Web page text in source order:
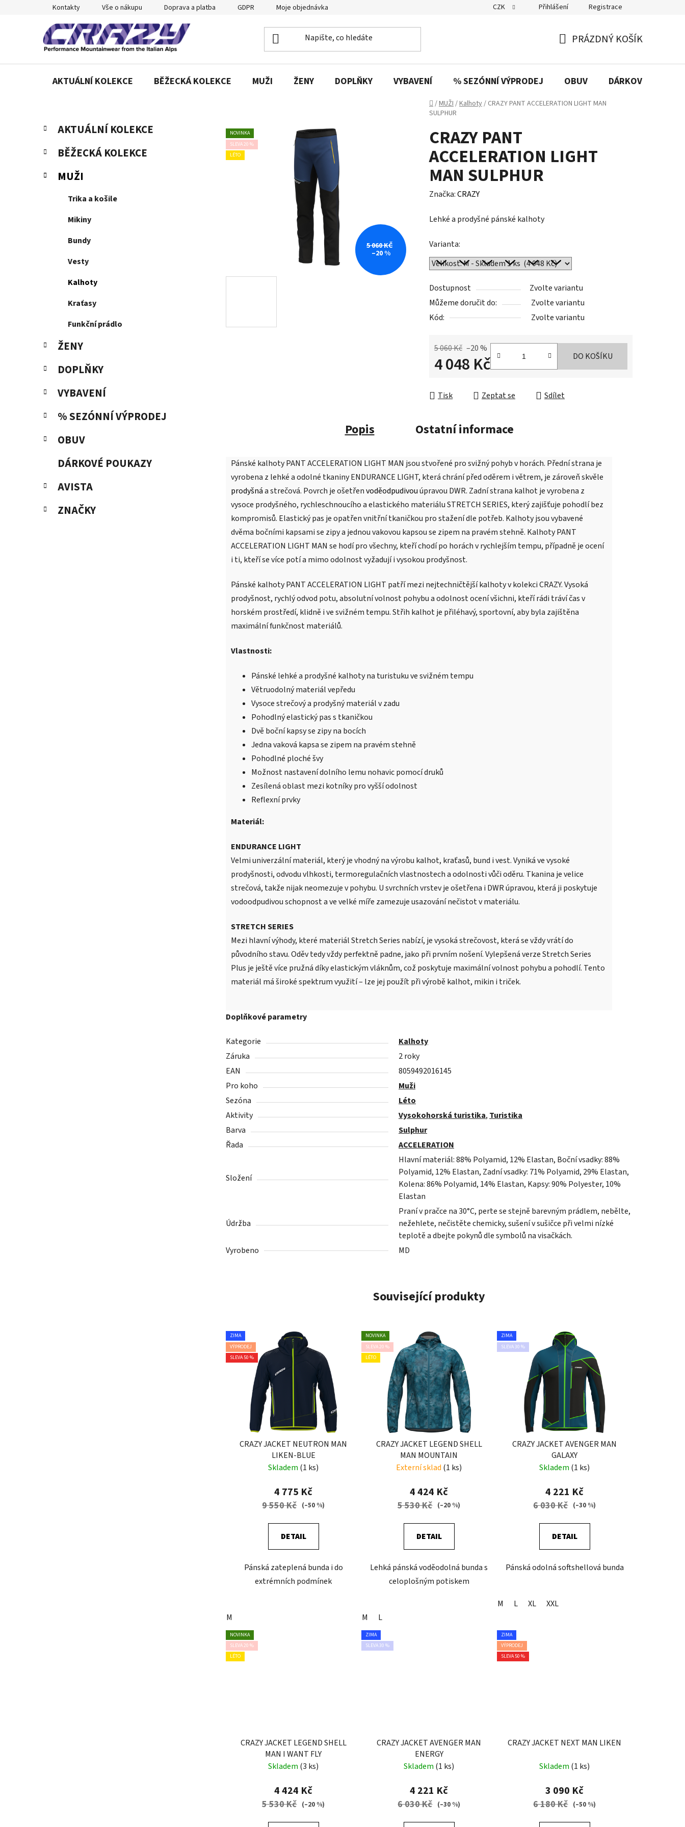
Kontakty Vše o nákupu Doprava a platba GDPR Moje objednávka CZK Přihlášení Registrace
KOŠÍK
PRÁZDNÝ KOŠÍK
AKTUÁLNÍ KOLEKCE BĚŽECKÁ KOLEKCE MUŽI ŽENY DOPLŇKY VYBAVENÍ % SEZÓNNÍ VÝPRODEJ OBUV DÁRKOVÉ
Domů
/MUŽI/Kalhoty/ CRAZY PANT ACCELERATION LIGHT MAN
SULPHUR
P
s
r
Přeskočit
kategorie
K
a
t
e
o
AKTUÁLNÍ KOLEKCE
BĚŽECKÁ KOLEKCE
MUŽI
Trika a košile
Mikiny
Bundy
Vesty
Kalhoty
Kraťasy
Funkční prádlo
ŽENY
DOPLŇKY
VYBAVENÍ
% SEZÓNNÍ VÝPRODEJ
OBUV
DÁRKOVÉ POUKAZY
AVISTA
ZNAČKY
CRAZY PANT
ACCELERATION LIGHT
MAN SULPHUR
Značka:CRAZY
Lehké a prodyšné pánské kalhoty
Varianta:
Dostupnost
Zvolte variantu
Můžeme doručit do:
Zvolte variantu
Kód:
Zvolte variantu
5 060 Kč –20 %
4 048 Kč DO KOŠÍKU
Tisk Zeptat se Sdílet
NOVINKA
SLEVA 20 %
LÉTO
5 060 KČ
–20 %
Popis Ostatní informace
Pánské kalhoty PANT ACCELERATION LIGHT MAN jsou stvořené pro svižný pohyb v horách. Přední strana je
vyrobena z lehké a odolné tkaniny ENDURANCE LIGHT, která chrání před oděrem i větrem, je zároveň skvěle
prodyšnáa strečová. Povrch je ošetřenvoděodpudivouúpravou DWR. Zadní strana kalhot je vyrobena z
vysoce prodyšného, rychleschnoucího a elastického materiálu STRETCH SERIES, který zajišťuje pohodlí bez
kompromisů. Elastický pas je opatřen vnitřní tkaničkou pro stažení dle potřeb. Kalhoty jsou vybavené
dvěma bočními kapsami se zipy a jednou vakovou kapsou se zipem na pravém stehně. Kalhoty PANT
ACCELERATION LIGHT MAN se hodí pro všechny, kteří chodí po horách v rychlejším tempu, případně je ocení
i ti, kteří se více potí a mimo odolnost vyžadují i vysokou prodyšnost.
Pánské kalhoty PANT ACCELERATION LIGHT patří mezi nejtechničtější kalhoty v kolekci CRAZY. Vysoká
prodyšnost, rychlý odvod potu, absolutní volnost pohybu a odolnost ocení všichni, kteří rádi tráví čas v
horském prostředí, klidně i ve svižném tempu. Střih kalhot je přiléhavý, sportovní, aby byla zajištěna
maximální funkčnost materiálů.
Vlastnosti:
Pánské lehké a prodyšné kalhoty na turistuku ve svižném tempu
Větruodolný materiál vepředu
Vysoce strečový a prodyšný materiál v zadu
Pohodlný elastický pas s tkaničkou
Dvě boční kapsy se zipy na bocích
Jedna vaková kapsa se zipem na pravém stehně
Pohodlné ploché švy
Možnost nastavení dolního lemu nohavic pomocí druků
Zesílená oblast mezi kotníky pro vyšší odolnost
Reflexní prvky
Materiál:
ENDURANCE LIGHT
Velmi univerzální materiál, který je vhodný na výrobu kalhot, kraťasů, bund i vest. Vyniká ve vysoké
prodyšnosti, odvodu vlhkosti, termoregulačních vlastnostech a odolnosti vůči oděru. Tkanina je velice
strečová, takže nijak neomezuje v pohybu. U svrchních vrstev je ošetřena i DWR úpravou, která ji poskytuje
vodoodpudivou schopnost a ve velké míře zamezuje usazování nečistot v materiálu.
STRETCH SERIES
Mezi hlavní výhody, které materiál Stretch Series nabízí, je vysoká strečovost, která se vždy vrátí do
původního stavu. Oděv tedy vždy perfektně padne, jako při prvním nošení. Vylepšená verze Stretch Series
Plus je ještě více pružná díky elastickým vláknům, což poskytuje maximální volnost pohybu a pohodlí. Tento
materiál má široké spektrum využití – lze jej použít při výrobě kalhot, mikin i triček.
Doplňkové parametry
Kategorie
Kalhoty
Záruka
2 roky
EAN
8059492016145
Pro koho
Muži
Sezóna
Léto
Aktivity
Vysokohorská turistika, Turistika
Barva
Sulphur
Řada
ACCELERATION
Složení
Hlavní materiál: 88% Polyamid, 12% Elastan, Boční vsadky: 88%
Polyamid, 12% Elastan, Zadní vsadky: 71% Polyamid, 29% Elastan,
Kolena: 86% Polyamid, 14% Elastan, Kapsy: 90% Polyester, 10%
Elastan
Údržba
Praní v pračce na 30°C, perte se stejně barevným prádlem, nebělte,
nežehlete, nečistěte chemicky, sušení v sušičce při velmi nízké
teplotě a dbejte pokynů dle symbolů na visačkách.
Vyrobeno
MD
Související produkty
ZIMA
VÝPRODEJ
SLEVA 50 %
CRAZY JACKET NEUTRON MAN
LIKEN-BLUE
Skladem (1 ks)
4 775 Kč
9 550 Kč (–50 %)
DETAIL
Pánská zateplená bunda i do
extrémních podmínek
M
NOVINKA
SLEVA 20 %
LÉTO
CRAZY JACKET LEGEND SHELL
MAN MOUNTAIN
Externí sklad (1 ks)
4 424 Kč
5 530 Kč (–20 %)
DETAIL
Lehká pánská voděodolná bunda s
celoplošným potiskem
M L
ZIMA
SLEVA 30 %
CRAZY JACKET AVENGER MAN
GALAXY
Skladem (1 ks)
4 221 Kč
6 030 Kč (–30 %)
DETAIL
Pánská odolná softshellová bunda
M L XL XXL
NOVINKA
SLEVA 20 %
LÉTO
CRAZY JACKET LEGEND SHELL
MAN I WANT FLY
Skladem (3 ks)
4 424 Kč
5 530 Kč (–20 %)
ZIMA
SLEVA 30 %
CRAZY JACKET AVENGER MAN
ENERGY
Skladem (1 ks)
4 221 Kč
6 030 Kč (–30 %)
ZIMA
VÝPRODEJ
SLEVA 50 %
CRAZY JACKET NEXT MAN LIKEN
Skladem (1 ks)
3 090 Kč
6 180 Kč (–50 %)